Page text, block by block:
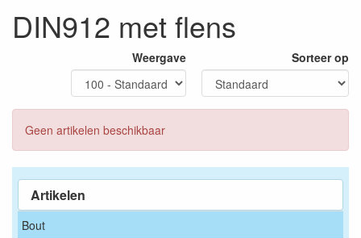
Artikelen
Bout
DIN912 met flens
Weergave Sorteer op
Geen artikelen beschikbaar